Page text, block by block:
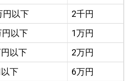
円以下
2千円
以下
1万円
以下
2万円
下
6万円